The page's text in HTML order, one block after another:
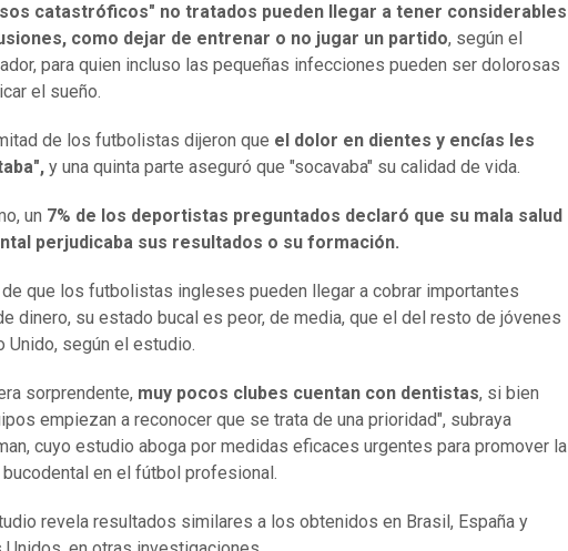
catastróficos" no tratados pueden llegar a tener considerables
como dejar de entrenar o no jugar un partido, según el
para quien incluso las pequeñas infecciones pueden ser dolorosas
el sueño.
de los futbolistas dijeron que el dolor en dientes y encías les
y una quinta parte aseguró que "socavaba" su calidad de vida.
un 7% de los deportistas preguntados declaró que su mala salud
perjudicaba sus resultados o su formación.
que los futbolistas ingleses pueden llegar a cobrar importantes
dinero, su estado bucal es peor, de media, que el del resto de jóvenes
Unido, según el estudio.
sorprendente, muy pocos clubes cuentan con dentistas, si bien
empiezan a reconocer que se trata de una prioridad", subraya
cuyo estudio aboga por medidas eficaces urgentes para promover la
bucodental en el fútbol profesional.
revela resultados similares a los obtenidos en Brasil, España y